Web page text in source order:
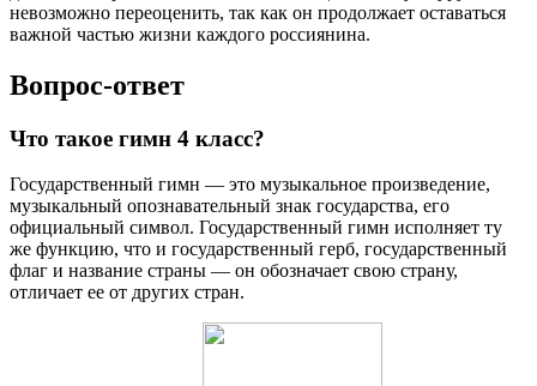
невозможно переоценить, так как он продолжает оставаться
важной частью жизни каждого россиянина.
Вопрос-ответ
Что такое гимн 4 класс?
Государственный гимн — это музыкальное произведение,
музыкальный опознавательный знак государства, его
официальный символ. Государственный гимн исполняет ту
же функцию, что и государственный герб, государственный
флаг и название страны — он обозначает свою страну,
отличает ее от других стран.